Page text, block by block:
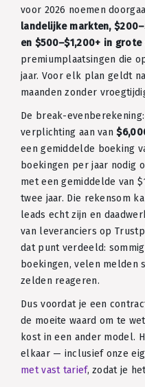
voor 2026 noemen
landelijke markten,
en $500–$1,200+ in
premiumplaatsingen die
jaar. Voor elk plan geldt
maanden zonder
De break-
verplichting aan van
een gemiddelde boeking
boekingen per jaar nodig
met een gemiddelde van
twee jaar. Die rekensom
leads echt zijn en
van leveranciers op
dat punt verdeeld:
boekingen, velen melden
zelden reageren.
Dus voordat je een
de moeite waard om te
kost in een ander model.
elkaar — inclusief onze
met vast tarief, zodat je